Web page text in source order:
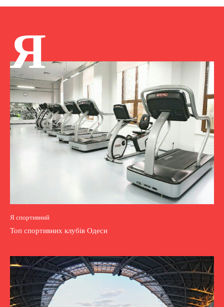
Я
Я спортивний
Топ спортивних клубів Одеси